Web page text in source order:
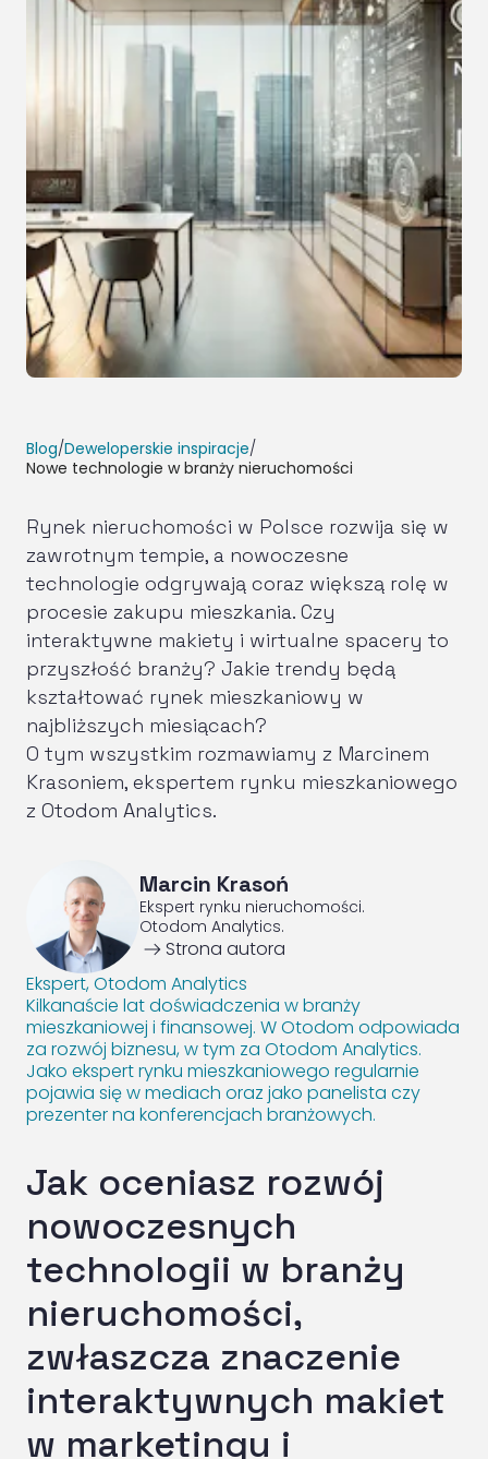
Blog/Deweloperskie inspiracje/
Nowe technologie w branży nieruchomości
Rynek nieruchomości w Polsce rozwija się w
zawrotnym tempie, a nowoczesne
technologie odgrywają coraz większą rolę w
procesie zakupu mieszkania. Czy
interaktywne makiety i wirtualne spacery to
przyszłość branży? Jakie trendy będą
kształtować rynek mieszkaniowy w
najbliższych miesiącach?
O tym wszystkim rozmawiamy z Marcinem
Krasoniem, ekspertem rynku mieszkaniowego
z Otodom Analytics.
Marcin Krasoń
Ekspert rynku nieruchomości.
Otodom Analytics.
ArrowRightLong Strona autora
Ekspert, Otodom Analytics
Kilkanaście lat doświadczenia w branży
mieszkaniowej i finansowej. W Otodom odpowiada
za rozwój biznesu, w tym za Otodom Analytics.
Jako ekspert rynku mieszkaniowego regularnie
pojawia się w mediach oraz jako panelista czy
prezenter na konferencjach branżowych.
Jak oceniasz rozwój
nowoczesnych
technologii w branży
nieruchomości,
zwłaszcza znaczenie
interaktywnych makiet
w marketingu i